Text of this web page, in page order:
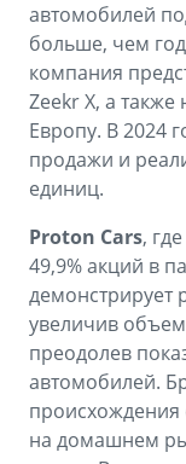
автомобилей
больше, чем
компания
Zeekr X, а
Европу. В 2024
продажи и
единиц.
Proton Cars,
49,9% акций в
демонстрирует
увеличив
преодолев
автомобилей.
происхождения
на домашнем